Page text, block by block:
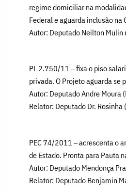
regime domiciliar na
Federal e aguarda inclusão na
Autor: Deputado Neilton Mulin
PL 2.750/11 – fixa o piso
privada. O Projeto aguarda se
Autor: Deputado Andre Moura
Relator: Deputado Dr.
PEC 74/2011 – acrescenta o
de Estado. Pronta para Pauta
Autor: Deputado Mendonça
Relator: Deputado Benjamin